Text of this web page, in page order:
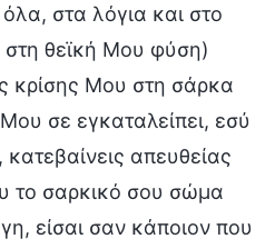
στα λόγια και στο
θεϊκή Μου φύση)
κρίσης Μου στη σάρκα
σε εγκαταλείπει, εσύ
απευθείας
το σαρκικό σου σώμα
είσαι σαν κάποιον που